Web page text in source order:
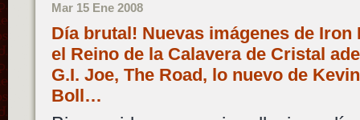
Mar 15 Ene 2008
Día brutal! Nuevas imágenes de Iron
el Reino de la Calavera de Cristal
G.I. Joe, The Road, lo nuevo de
Boll…